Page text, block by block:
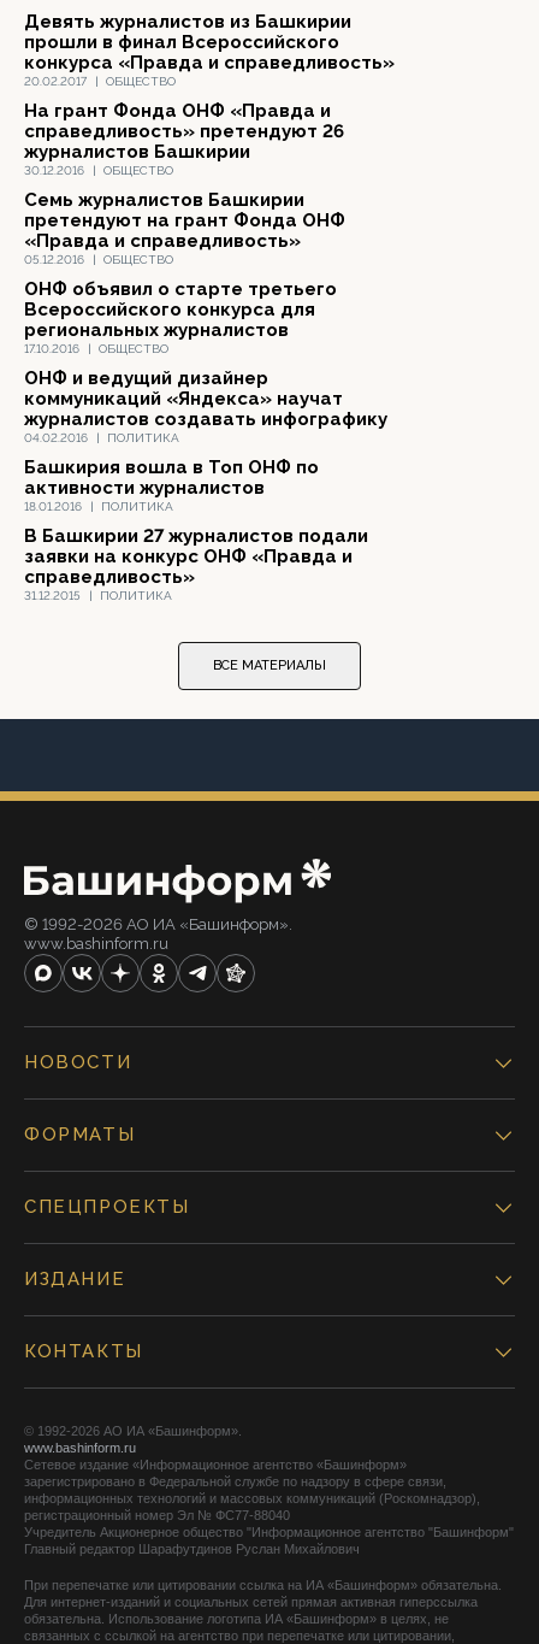
20.02.2017 | ОБЩЕСТВО
Девять журналистов из Башкирии
прошли в финал Всероссийского
конкурса «Правда и справедливость»
30.12.2016 | ОБЩЕСТВО
На грант Фонда ОНФ «Правда и
справедливость» претендуют 26
журналистов Башкирии
05.12.2016 | ОБЩЕСТВО
Семь журналистов Башкирии
претендуют на грант Фонда ОНФ
«Правда и справедливость»
17.10.2016 | ОБЩЕСТВО
ОНФ объявил о старте третьего
Всероссийского конкурса для
региональных журналистов
04.02.2016 | ПОЛИТИКА
ОНФ и ведущий дизайнер
коммуникаций «Яндекса» научат
журналистов создавать инфографику
18.01.2016 | ПОЛИТИКА
Башкирия вошла в Топ ОНФ по
активности журналистов
31.12.2015 | ПОЛИТИКА
В Башкирии 27 журналистов подали
заявки на конкурс ОНФ «Правда и
справедливость»
ВСЕ МАТЕРИАЛЫ
© 1992-2026 АО ИА «Башинформ».
www.bashinform.ru
НОВОСТИ
ФОРМАТЫ
СПЕЦПРОЕКТЫ
ИЗДАНИЕ
КОНТАКТЫ
© 1992-2026 АО ИА «Башинформ».
www.bashinform.ru
Сетевое издание «Информационное агентство «Башинформ»
зарегистрировано в Федеральной службе по надзору в сфере связи,
информационных технологий и массовых коммуникаций (Роскомнадзор),
регистрационный номер Эл № ФС77-88040
Учредитель Акционерное общество "Информационное агентство "Башинформ"
Главный редактор Шарафутдинов Руслан Михайлович
При перепечатке или цитировании ссылка на ИА «Башинформ» обязательна.
Для интернет-изданий и социальных сетей прямая активная гиперссылка
обязательна. Использование логотипа ИА «Башинформ» в целях, не
связанных с ссылкой на агентство при перепечатке или цитировании,